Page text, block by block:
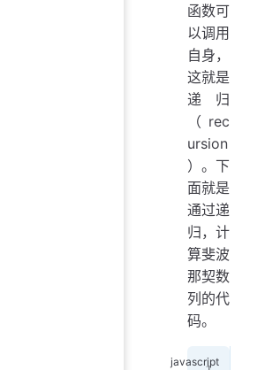
函数可
以调用
自身，
这就是
递归
（rec
ursion
）。下
面就是
通过递
归，计
算斐波
那契数
列的代
码。